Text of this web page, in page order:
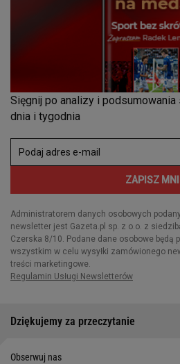
Dziękujemy za przeczytanie
Obserwuj nas